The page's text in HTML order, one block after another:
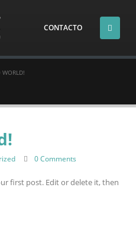
CONTACTO
WORLD!
0 Comments
first post. Edit or delete it, then